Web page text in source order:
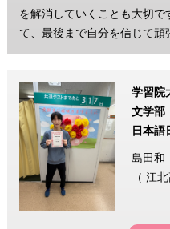
を解消していくことも大切
て、最後まで自分を信じて頑
学習院
文学部
日本語
島田和
（ 江